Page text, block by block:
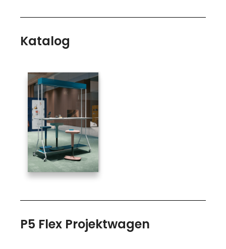
Katalog
P5 Flex Projektwagen